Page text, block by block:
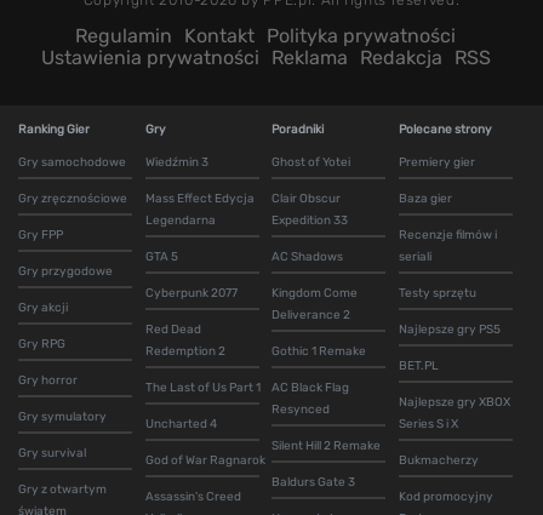
Regulamin Kontakt Polityka prywatności
Ustawienia prywatności
Reklama Redakcja RSS
Ranking Gier
Gry samochodowe
Gry zręcznościowe
Gry FPP
Gry przygodowe
Gry akcji
Gry RPG
Gry horror
Gry symulatory
Gry survival
Gry z otwartym
światem
Gry
Wiedźmin 3
Mass Effect Edycja
Legendarna
GTA 5
Cyberpunk 2077
Red Dead
Redemption 2
The Last of Us Part 1
Uncharted 4
God of War Ragnarok
Assassin's Creed
Poradniki
Ghost of Yotei
Clair Obscur
Expedition 33
AC Shadows
Kingdom Come
Deliverance 2
Gothic 1 Remake
AC Black Flag
Resynced
Silent Hill 2 Remake
Baldurs Gate 3
Polecane strony
Premiery gier
Baza gier
Recenzje filmów i
seriali
Testy sprzętu
Najlepsze gry PS5
BET.PL
Najlepsze gry XBOX
Series S i X
Bukmacherzy
Kod promocyjny